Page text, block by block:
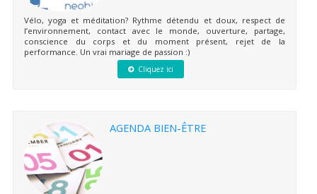
Vélo, yoga et méditation? Rythme détendu et doux, respect de
l’environnement, contact avec le monde, ouverture, partage,
conscience du corps et du moment présent, rejet de la
performance. Un vrai mariage de passion :)
Cliquez ici
AGENDA BIEN-ÊTRE